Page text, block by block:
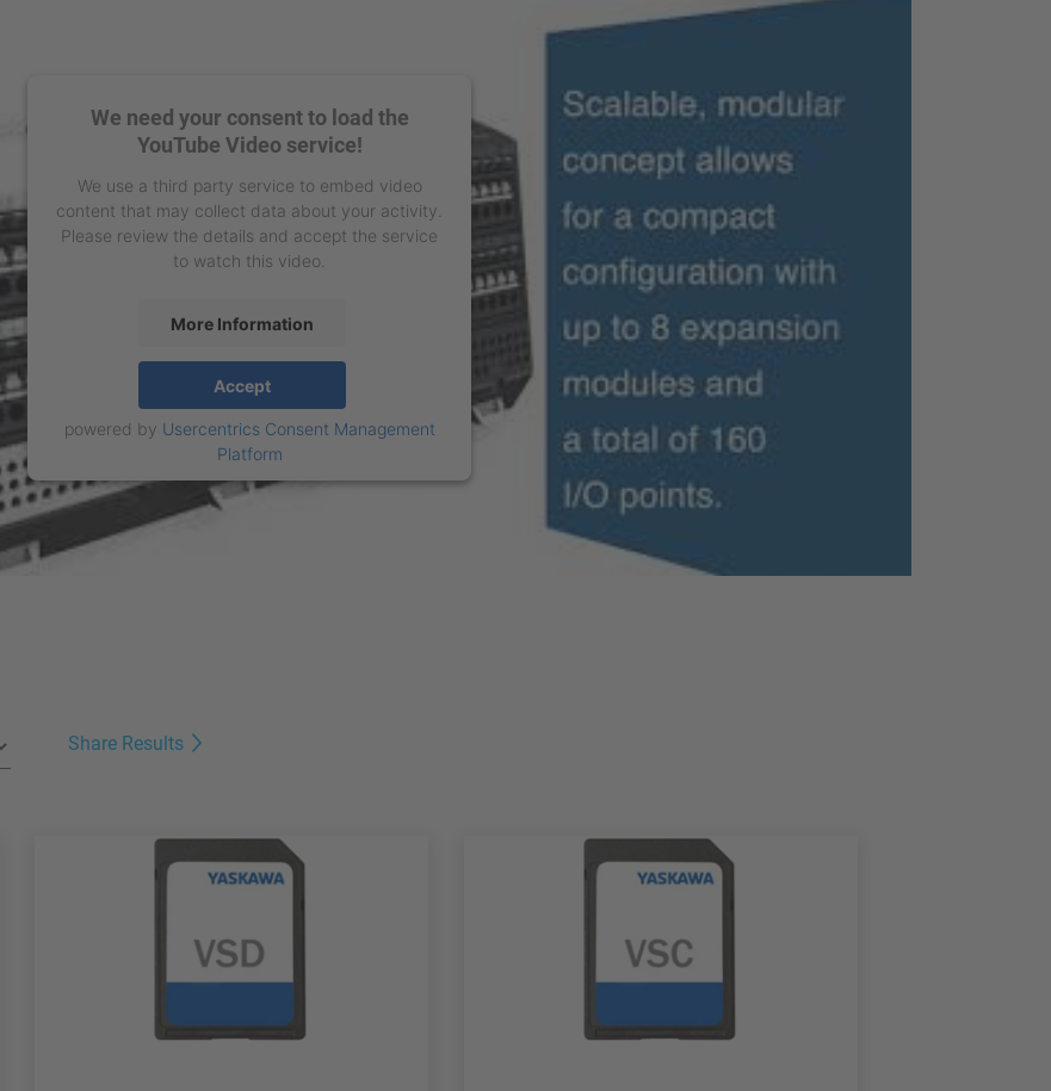
We need your consent to load the
YouTube Video service!
We use a third party service to embed video
content that may collect data about your activity.
Please review the details and accept the service
to watch this video.
More Information
Accept
powered by Usercentrics Consent Management
Platform
Share Results